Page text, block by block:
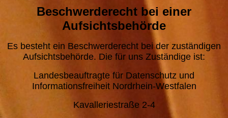
Beschwerderecht bei einer
Aufsichtsbehörde
Es besteht ein Beschwerderecht bei der zuständigen
Aufsichtsbehörde. Die für uns Zuständige ist:
Landesbeauftragte für Datenschutz und
Informationsfreiheit Nordrhein-Westfalen
Kavalleriestraße 2-4